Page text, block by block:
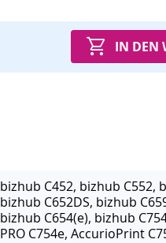
IN DEN
bizhub C452, bizhub C552,
bizhub C652DS, bizhub
bizhub C654(e), bizhub
PRO C754e, AccurioPrint